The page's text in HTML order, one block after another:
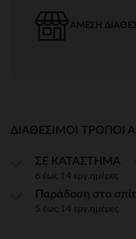
ΆΜΕΣΗ
ΔΙΑΘΈΣΙΜΟΙ ΤΡΌΠΟΙ
ΣΕ ΚΑΤΑΣΤΗΜΑ
6 έως 14 εργ.ημέρες
Παράδοση στο
5 έως 14 εργ.ημέρες